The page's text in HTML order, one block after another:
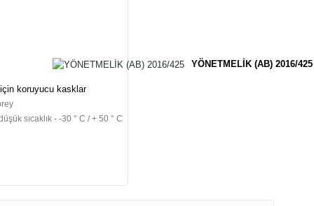
YÖNETMELİK (AB) 2016/425
koruyucu kasklar
sıcaklık - -30 ° C / + 50 ° C